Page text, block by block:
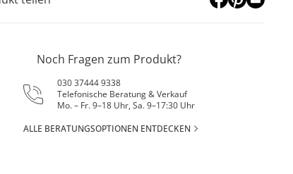
Noch Fragen zum Produkt?
030 37444 9338
Telefonische Beratung & Verkauf
Mo. – Fr. 9–18 Uhr, Sa. 9–17:30 Uhr
ALLE BERATUNGSOPTIONEN ENTDECKEN